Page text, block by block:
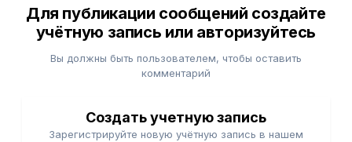
Для публикации сообщений создайте
учётную запись или авторизуйтесь
Вы должны быть пользователем, чтобы оставить
комментарий
Создать учетную запись
Зарегистрируйте новую учётную запись в нашем